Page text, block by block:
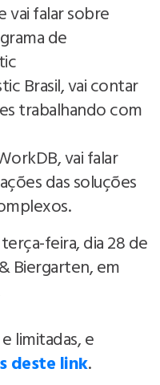
vai falar sobre
de
Brasil, vai contar
trabalhando com
vai falar
das soluções
feira, dia 28 de
Biergarten, em
limitadas, e
deste link.